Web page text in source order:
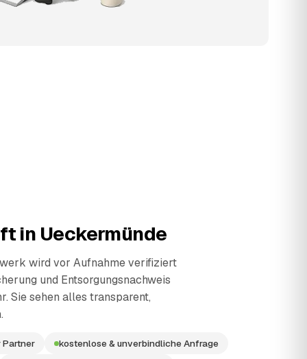
in Ueckermünde
wird vor Aufnahme verifiziert
und Entsorgungsnachweis
Sie sehen alles transparent,
Partner kostenlose & unverbindliche Anfrage